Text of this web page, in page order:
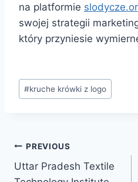
na platformie
swojej strategii
który przyniesie
Post
Tags:
#kruche krówki z logo
Post
navigation
PREVIOUS
Uttar Pradesh Textile